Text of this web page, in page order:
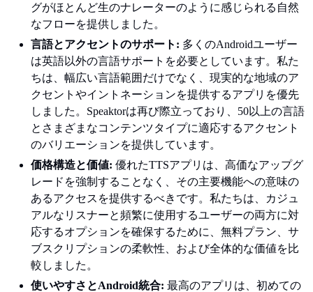
グがほとんど生のナレーターのように感じられる自然
なフローを提供しました。
言語とアクセントのサポート: 多くのAndroidユーザー
は英語以外の言語サポートを必要としています。私た
ちは、幅広い言語範囲だけでなく、現実的な地域のア
クセントやイントネーションを提供するアプリを優先
しました。Speaktorは再び際立っており、50以上の言語
とさまざまなコンテンツタイプに適応するアクセント
のバリエーションを提供しています。
価格構造と価値: 優れたTTSアプリは、高価なアップグ
レードを強制することなく、その主要機能への意味の
あるアクセスを提供するべきです。私たちは、カジュ
アルなリスナーと頻繁に使用するユーザーの両方に対
応するオプションを確保するために、無料プラン、サ
ブスクリプションの柔軟性、および全体的な価値を比
較しました。
使いやすさとAndroid統合: 最高のアプリは、初めての